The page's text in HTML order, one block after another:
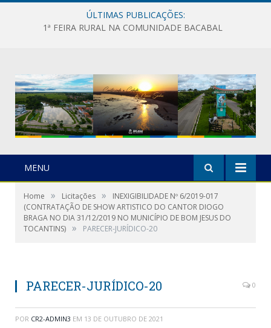
ÚLTIMAS PUBLICAÇÕES:
1ª FEIRA RURAL NA COMUNIDADE BACABAL
MENU
Home » Licitações »
INEXIGIBILIDADE Nº 6/2019-017
(CONTRATAÇÃO DE SHOW ARTISTICO DO CANTOR DIOGO
BRAGA NO DIA 31/12/2019 NO MUNICÍPIO DE BOM JESUS DO
TOCANTINS) » PARECER-JURÍDICO-20
PARECER-JURÍDICO-20 0
POR CR2-ADMIN3 EM 13 DE OUTUBRO DE 2021